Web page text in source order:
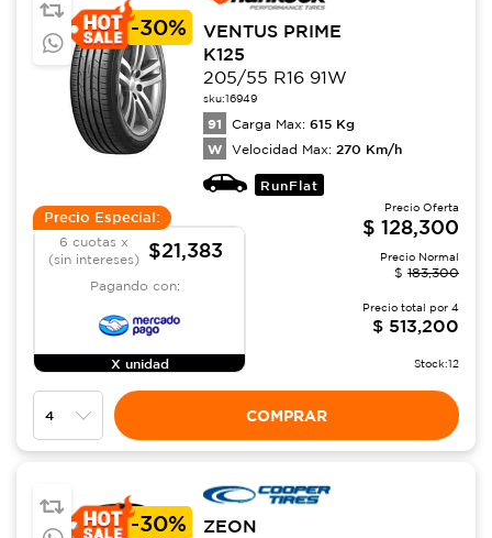
-30%
VENTUS PRIME
K125
205/55 R16 91W
sku:16949
91 Carga Max: 615 Kg
W Velocidad Max: 270 Km/h
RunFlat
Precio Especial:
6 cuotas x
(sin intereses)
$21,383
Pagando con:
X unidad
Precio Oferta
$ 128,300
Precio Normal
$ 183,300
Precio total por 4
$ 513,200
Stock:12
COMPRAR
-30%
ZEON